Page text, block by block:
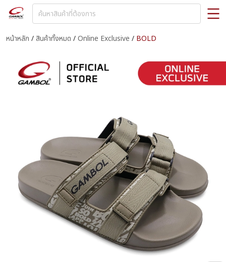
หน้าหลัก /สินค้าทั้งหมด /Online Exclusive / BOLD